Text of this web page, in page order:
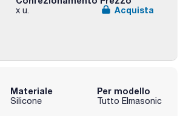
x u.
Acquista
Materiale
Silicone
Per modello
Tutto Elmasonic